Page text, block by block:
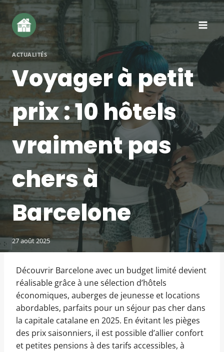
Aller
contenu
ACTUALITÉS
Voyager à petit
prix : 10 hôtels
vraiment pas
chers à
Barcelone
27 août 2025
Découvrir Barcelone avec un budget limité devient
réalisable grâce à une sélection d’hôtels
économiques, auberges de jeunesse et locations
abordables, parfaits pour un séjour pas cher dans
la capitale catalane en 2025. En évitant les pièges
des prix saisonniers, il est possible d’allier confort
et petites pensions à des tarifs accessibles, à